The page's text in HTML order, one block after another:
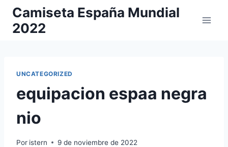
Saltar
contenido
Camiseta España Mundial
2022
UNCATEGORIZED
equipacion espaa negra
nio
Por istern 9 de noviembre de 2022